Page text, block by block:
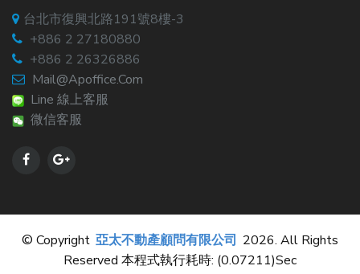
台北市復興北路191號8樓-3
+886 2 27180880
+886 2 26326886
Mail@apoffice.com
Line 線上客服
微信客服
© Copyright 亞太不動產顧問有限公司 2026. All Rights
Reserved 本程式執行耗時: (0.07211)sec